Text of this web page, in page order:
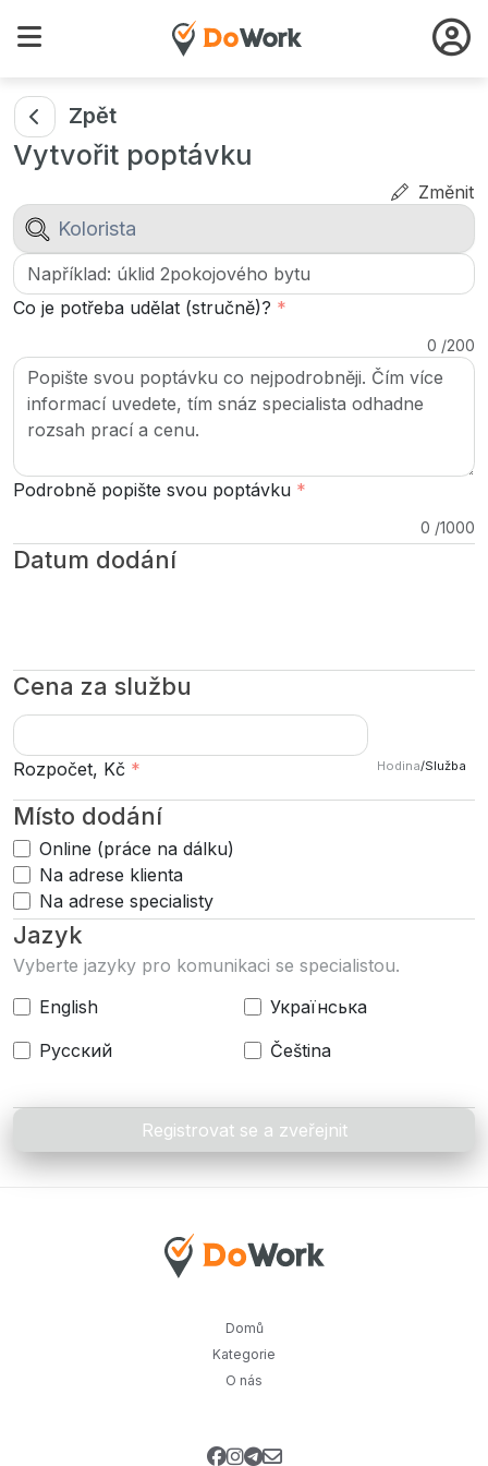
Zpět
Vytvořit poptávku
Změnit
Co je potřeba udělat (stručně)? *
0 /200
Podrobně popište svou poptávku *
0 /1000
Datum dodání
Cena za službu
Rozpočet, Kč * Hodina/Služba
Místo dodání
Online (práce na dálku)
Na adrese klienta
Na adrese specialisty
Jazyk
Vyberte jazyky pro komunikaci se specialistou.
English
Українська
Русский
Čeština
Registrovat se a zveřejnit
Domů
Kategorie
O nás